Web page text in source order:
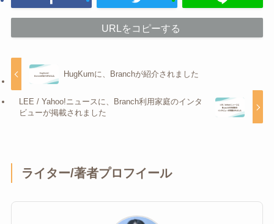
URLをコピーする
HugKumに、Branchが紹介されました
LEE / Yahoo!ニュースに、Branch利用家庭のインタ
ビューが掲載されました
ライター/著者プロフイール